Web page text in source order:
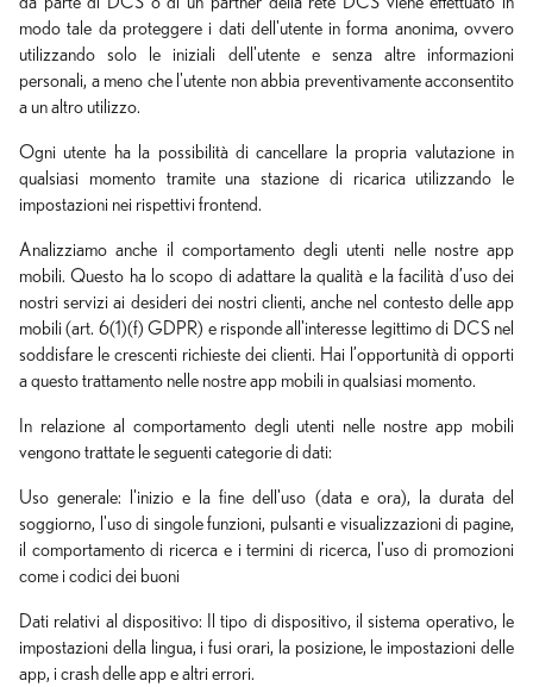
modo tale da proteggere i dati dell'utente in forma anonima, ovvero
utilizzando solo le iniziali dell'utente e senza altre informazioni
personali, a meno che l'utente non abbia preventivamente acconsentito
a un altro utilizzo.
Ogni utente ha la possibilità di cancellare la propria valutazione in
qualsiasi momento tramite una stazione di ricarica utilizzando le
impostazioni nei rispettivi frontend.
Analizziamo anche il comportamento degli utenti nelle nostre app
mobili. Questo ha lo scopo di adattare la qualità e la facilità d’uso dei
nostri servizi ai desideri dei nostri clienti, anche nel contesto delle app
mobili (art. 6(1)(f) GDPR) e risponde all'interesse legittimo di DCS nel
soddisfare le crescenti richieste dei clienti. Hai l’opportunità di opporti
a questo trattamento nelle nostre app mobili in qualsiasi momento.
In relazione al comportamento degli utenti nelle nostre app mobili
vengono trattate le seguenti categorie di dati:
Uso generale: l'inizio e la fine dell'uso (data e ora), la durata del
soggiorno, l'uso di singole funzioni, pulsanti e visualizzazioni di pagine,
il comportamento di ricerca e i termini di ricerca, l'uso di promozioni
come i codici dei buoni
Dati relativi al dispositivo: Il tipo di dispositivo, il sistema operativo, le
impostazioni della lingua, i fusi orari, la posizione, le impostazioni delle
app, i crash delle app e altri errori.